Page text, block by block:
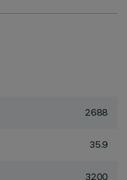
2688
35.9
3200